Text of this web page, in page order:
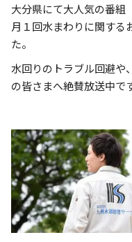
大分県にて大人気の番組
月１回水まわりに関する
た。
水回りのトラブル回避や
の皆さまへ絶賛放送中で